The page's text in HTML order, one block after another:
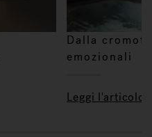
Dalla
emozionali
Leggi l'articolo